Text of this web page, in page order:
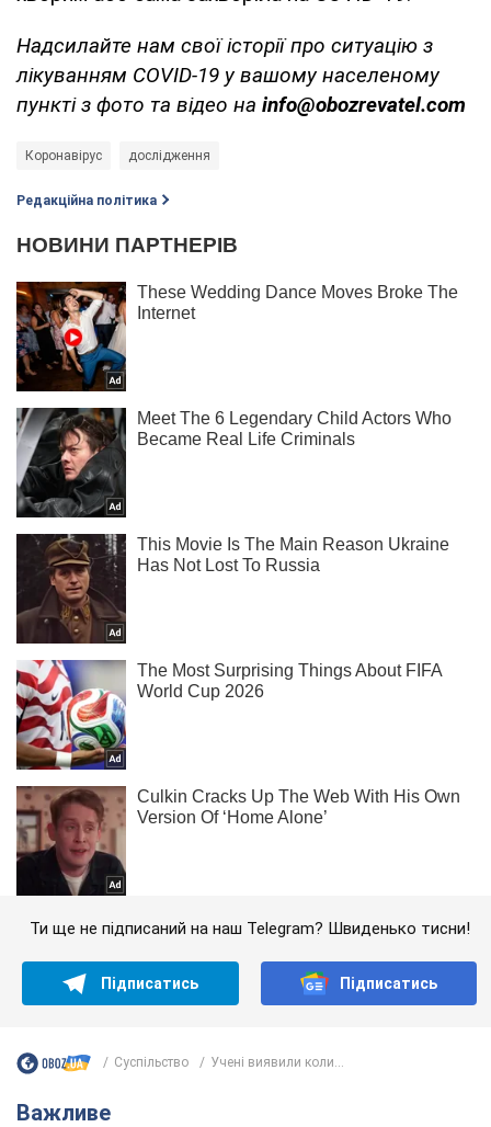
Надсилайте нам свої історії про ситуацію з
лікуванням COVID-19 у вашому населеному
пункті з фото та відео на info@obozrevatel.com
Коронавірус дослідження
Редакційна політика
Ти ще не підписаний на наш Telegram? Швиденько тисни!
Підписатись Підписатись
Суспільство Учені виявили коли...
Важливе